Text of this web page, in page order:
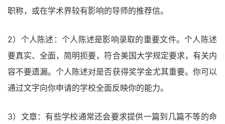
职称，或在学术界较有影响的导师的推荐信。
2）个人陈述：个人陈述是影响录取的重要文件。个人陈述
要真实、全面，简明扼要，符合美国大学规定要求，有关内
容不要遗漏。个人陈述对是否获得奖学金尤其重要。你可以
通过文字向你申请的学校全面反映你的能力。
3）文章：有些学校通常还会要求提供一篇到几篇不等的命